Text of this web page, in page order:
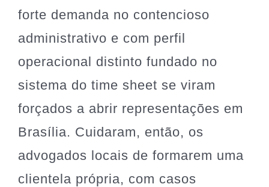
forte demanda no contencioso
administrativo e com perfil
operacional distinto fundado no
sistema do time sheet se viram
forçados a abrir representações em
Brasília. Cuidaram, então, os
advogados locais de formarem uma
clientela própria, com casos